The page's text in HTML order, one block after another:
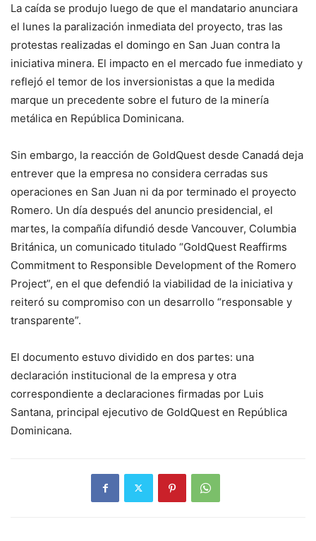
La caída se produjo luego de que el mandatario anunciara
el lunes la paralización inmediata del proyecto, tras las
protestas realizadas el domingo en San Juan contra la
iniciativa minera. El impacto en el mercado fue inmediato y
reflejó el temor de los inversionistas a que la medida
marque un precedente sobre el futuro de la minería
metálica en República Dominicana.
Sin embargo, la reacción de GoldQuest desde Canadá deja
entrever que la empresa no considera cerradas sus
operaciones en San Juan ni da por terminado el proyecto
Romero. Un día después del anuncio presidencial, el
martes, la compañía difundió desde Vancouver, Columbia
Británica, un comunicado titulado “GoldQuest Reaffirms
Commitment to Responsible Development of the Romero
Project”, en el que defendió la viabilidad de la iniciativa y
reiteró su compromiso con un desarrollo “responsable y
transparente”.
El documento estuvo dividido en dos partes: una
declaración institucional de la empresa y otra
correspondiente a declaraciones firmadas por Luis
Santana, principal ejecutivo de GoldQuest en República
Dominicana.